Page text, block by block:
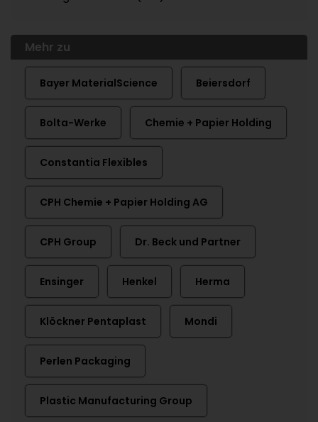
Mehr zu
Bayer MaterialScience Beiersdorf
Bolta-Werke Chemie + Papier Holding
Constantia Flexibles
CPH Chemie + Papier Holding AG
CPH Group Dr. Beck und Partner
Ensinger Henkel Herma
Klöckner Pentaplast Mondi
Perlen Packaging
Plastic Manufacturing Group